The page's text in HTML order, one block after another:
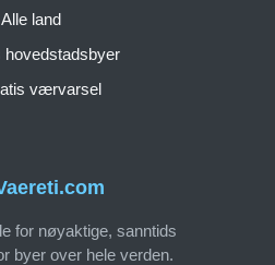
for nøyaktige, sanntids
byer over hele verden.
Alle land
hovedstadsbyer
værvarsel